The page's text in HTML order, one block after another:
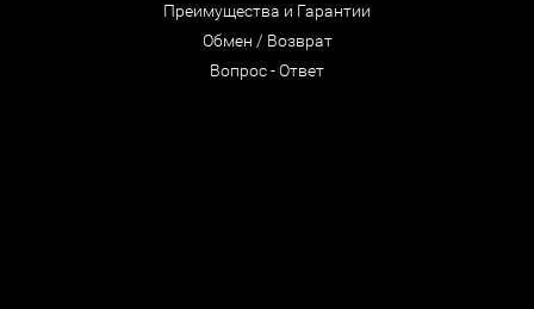
Преимущества и Гарантии
Обмен / Возврат
Вопрос - Ответ